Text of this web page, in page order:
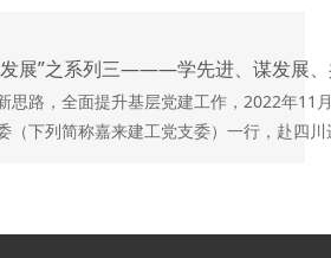
发展”之系列三———学先进、谋发展
思路，全面提升基层党建工作，2022年11
（下列简称嘉来建工党支委）一行，赴四川